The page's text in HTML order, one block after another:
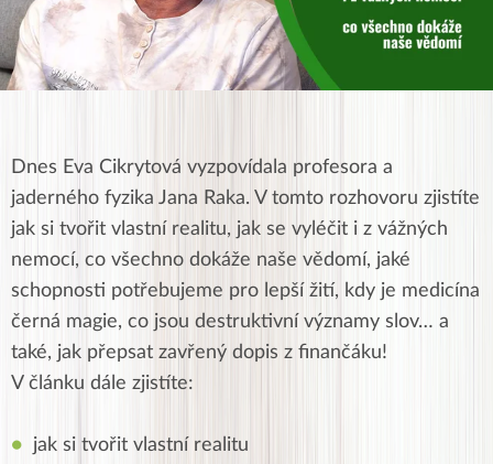
Dnes Eva Cikrytová vyzpovídala profesora a
jaderného fyzika Jana Raka. V tomto rozhovoru zjistíte
jak si tvořit vlastní realitu, jak se vyléčit i z vážných
nemocí, co všechno dokáže naše vědomí, jaké
schopnosti potřebujeme pro lepší žití, kdy je medicína
černá magie, co jsou destruktivní významy slov… a
také, jak přepsat zavřený dopis z finančáku!
V článku dále zjistíte:
jak si tvořit vlastní realitu